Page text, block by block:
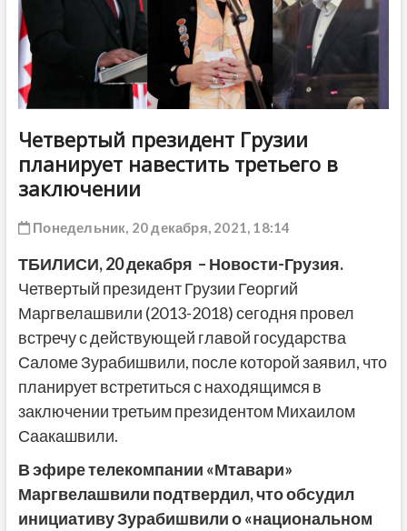
Четвертый президент Грузии
планирует навестить третьего в
заключении
Понедельник, 20 декабря, 2021, 18:14
ТБИЛИСИ,20 декабря – Новости-Грузия.
Четвертый президент Грузии Георгий
Маргвелашвили (2013-2018) сегодня провел
встречу с действующей главой государства
Саломе Зурабишвили, после которой заявил, что
планирует встретиться с находящимся в
заключении третьим президентом Михаилом
Саакашвили.
В эфире телекомпании «Мтавари»
Маргвелашвили подтвердил, что обсудил
инициативу Зурабишвили о «национальном